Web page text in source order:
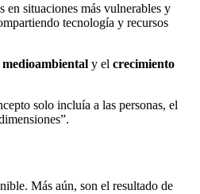
en situaciones más vulnerables y
tecnología y recursos
y el crecimiento
solo incluía a las personas, el
Más aún, son el resultado de